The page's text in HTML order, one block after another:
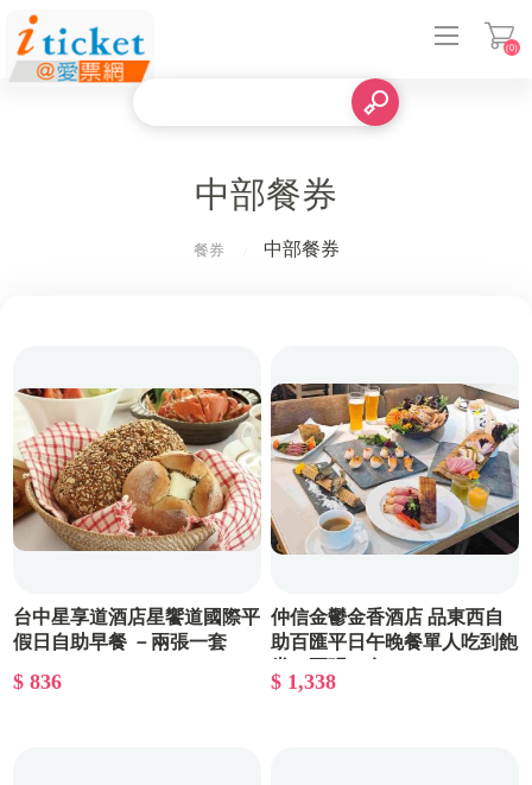
(0)
中部餐券
餐券 中部餐券
台中星享道酒店星饗道國際平
假日自助早餐 －兩張一套
$ 836
仲信金鬱金香酒店 品東西自
助百匯平日午晚餐單人吃到飽
$ 1,338